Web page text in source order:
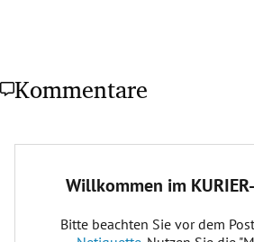
Kommentare